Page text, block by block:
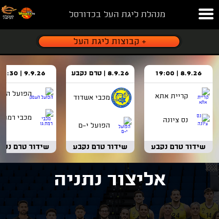
מנהלת ליגת העל בכדורסל
8.9.26 | 19:00
קריית אתא
נס ציונה
שידור טרם נקבע
8.9.26 | טרם נקבע
מכבי אשדוד
הפועל י-ם
שידור טרם נקבע
9.9.26 | 18:30
הפועל
מכבי רמת
שידור טרם
אליצור נתניה